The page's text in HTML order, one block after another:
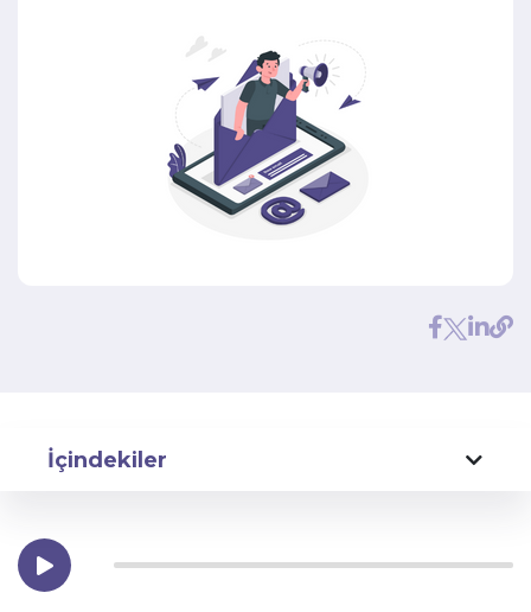
İçindekiler
Dijital Pazarlama Ne İşe Yarar? Önemi Nedir?